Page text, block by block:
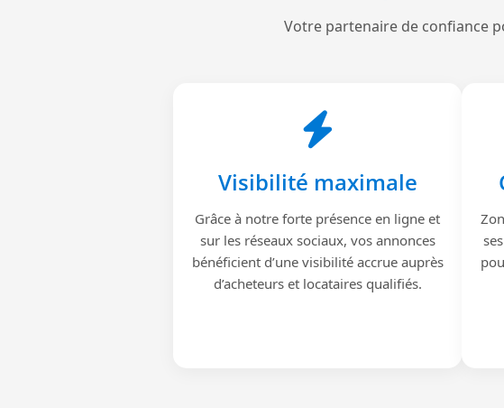
Votre partenaire de confiance
Visibilité maximale
Grâce à notre forte présence en ligne et
sur les réseaux sociaux, vos annonces
bénéficient d’une visibilité accrue auprès
d’acheteurs et locataires qualifiés.